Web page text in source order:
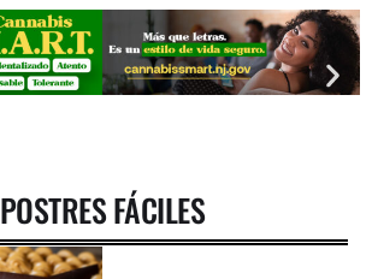
POSTRES FÁCILES